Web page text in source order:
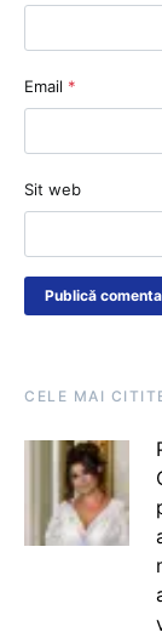
Email *
Sit web
CELE MAI